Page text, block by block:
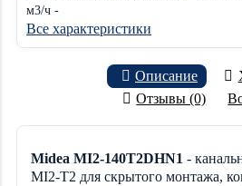
м3/ч -
Все характеристики
Описание
Отзывы (0)
Midea MI2-140T2DHN1 -
MI2-T2 для скрытого монтажа,